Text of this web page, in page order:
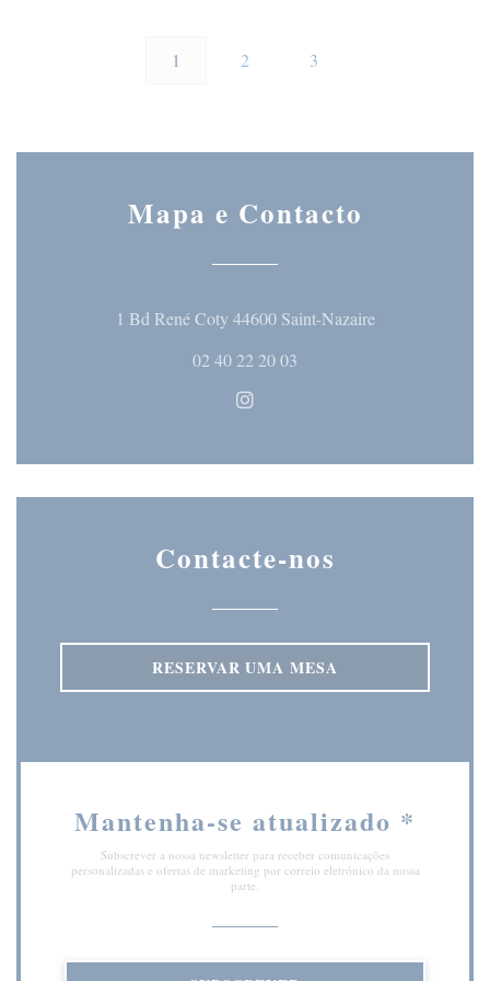
1 2 3
Mapa e Contacto
1 Bd René Coty 44600 Saint-Nazaire((abre numa
02 40 22 20 03
Instagram ((abre numa nova
Contacte-nos
RESERVAR UMA MESA
Mantenha-se atualizado *
Subscrever a nossa newsletter para receber comunicações
personalizadas e ofertas de marketing por correio eletrónico da nossa
parte.